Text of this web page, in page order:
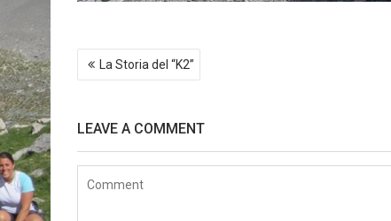
Post
navigation
La Storia del “K2”
LEAVE A COMMENT